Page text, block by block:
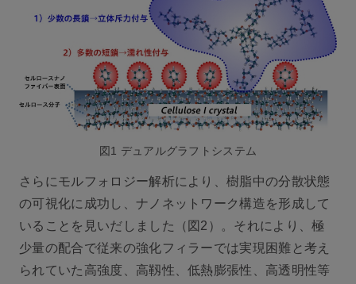
図1 デュアルグラフトシステム
さらにモルフォロジー解析により、樹脂中の分散状態
の可視化に成功し、ナノネットワーク構造を形成して
いることを見いだしました（図2）。それにより、極
少量の配合で従来の強化フィラーでは実現困難と考え
られていた高強度、高靱性、低熱膨張性、高透明性等